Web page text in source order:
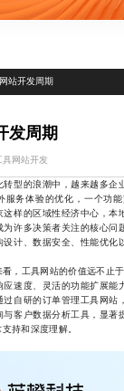
站开发周期
发周期
具网站开发
的浪潮中，越来越多企
服务体验的优化，一个功
这样的区域性经济中心，
为许多决策者关注的核心问
设计、数据安全、性能优
工具网站的价值远不止于
应速度、灵活的功能扩展
过自研的订单管理工具网
与客户数据分析工具，显
持和深度理解。